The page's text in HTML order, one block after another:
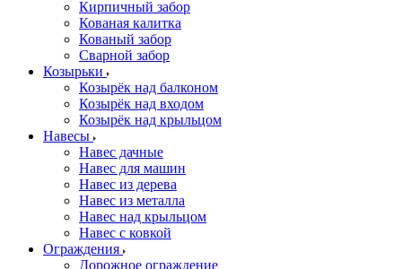
Кирпичный забор
Кованая калитка
Кованый забор
Сварной забор
Козырьки
Козырёк над балконом
Козырёк над входом
Козырёк над крыльцом
Навесы
Навес дачные
Навес для машин
Навес из дерева
Навес из металла
Навес над крыльцом
Навес с ковкой
Ограждения
Дорожное ограждение